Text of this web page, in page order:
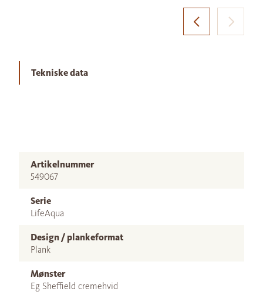
Tekniske data
Artikelnummer
549067
Serie
LifeAqua
Design / plankeformat
Plank
Mønster
Eg Sheffield cremehvid